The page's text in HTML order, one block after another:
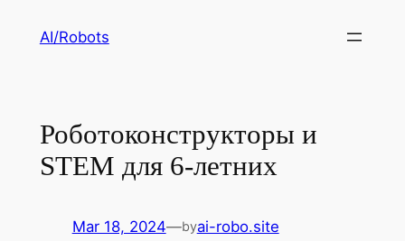
AI/Robots
Роботоконструкторы и
STEM для 6-летних
Mar 18, 2024—byai-robo.site